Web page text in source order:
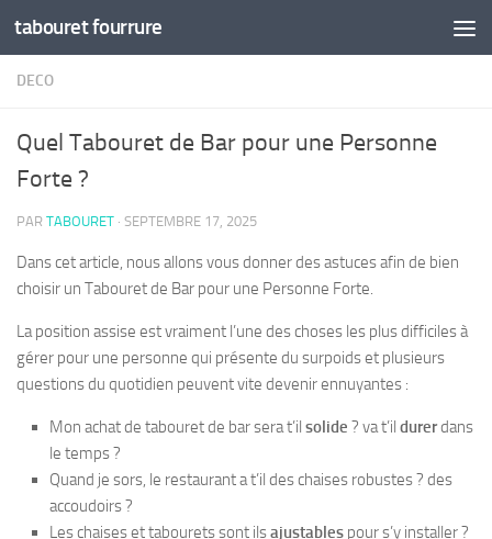
Skip to content
tabouret fourrure
DECO
Quel Tabouret de Bar pour une Personne
Forte ?
PAR TABOURET · SEPTEMBRE 17, 2025
Dans cet article, nous allons vous donner des astuces afin de bien
choisir un Tabouret de Bar pour une Personne Forte.
La position assise est vraiment l’une des choses les plus difficiles à
gérer pour une personne qui présente du surpoidset plusieurs
questions du quotidien peuvent vite devenir ennuyantes :
Mon achat de tabouret de bar sera t’il solide ? va t’il durerdans
le temps ?
Quand je sors, le restaurant a t’il des chaises robustes ? des
accoudoirs ?
Les chaises et tabourets sont ilsajustables pour s’y installer ?